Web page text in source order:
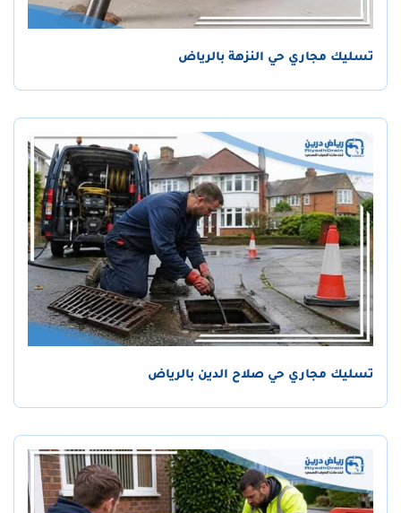
تسليك مجاري حي النزهة بالرياض
تسليك مجاري حي صلاح الدين بالرياض